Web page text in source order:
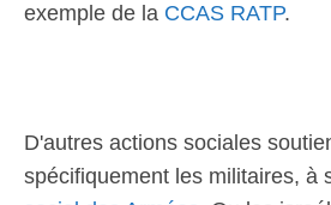
exemple de la CCAS RATP.
D'autres actions sociales
spécifiquement les militaires, à